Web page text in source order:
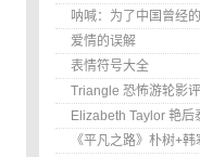
呐喊：为了中国曾经
爱情的误解
表情符号大全
Triangle 恐怖游轮影
Elizabeth Taylor 艳后
《平凡之路》朴树+韩